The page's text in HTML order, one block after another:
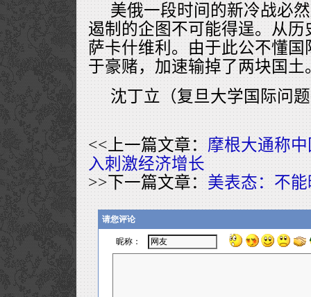
美俄一段时间的新冷战必
遏制的企图不可能得逞。从
萨卡什维利。由于此公不懂
于豪赌，加速输掉了两块国土
沈丁立（复旦大学国际问
<<上一篇文章：摩根大通称
入刺激经济增长
>>下一篇文章：美表态：不